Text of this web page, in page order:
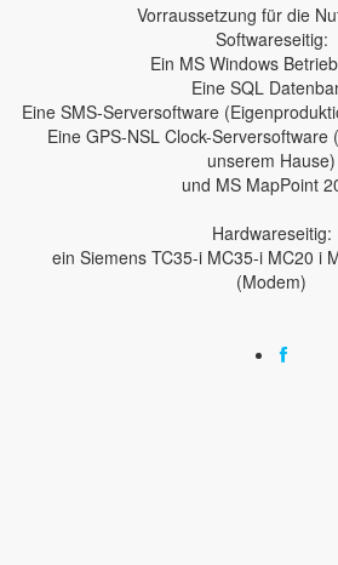
Vorraussetzung für die
Softwareseitig:
Ein MS Windows
Eine SQL
Eine SMS-Serversoftware
Eine GPS-NSL Clock-Serversoftware
unserem Hause)
und MS MapPoint
Hardwareseitig:
ein Siemens TC35-i MC35-i MC20 i
(Modem)